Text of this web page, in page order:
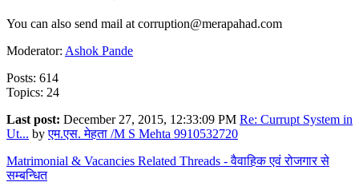
You can also send mail at corruption@merapahad.com
Moderator: Ashok Pande
Posts: 614
Topics: 24
Last post: December 27, 2015, 12:33:09 PM Re: Currupt System in
Ut... byएम.एस. मेहता /M S Mehta 9910532720
Matrimonial & Vacancies Related Threads - वैवाहिक एवं रोजगार से
सम्बन्धित